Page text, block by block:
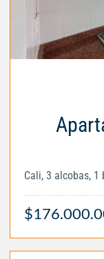
Cali, 3 alcobas, 1